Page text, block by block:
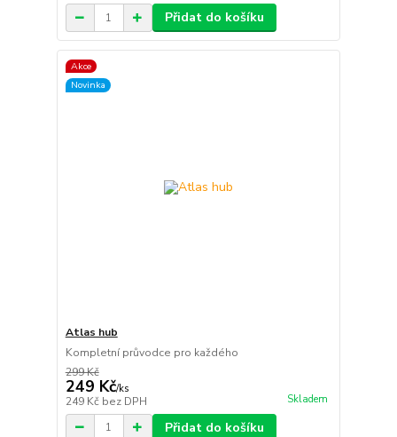
Přidat do košíku
Akce
Novinka
Atlas hub
Kompletní průvodce pro každého
299 Kč
249 Kč/ks
249 Kč bez DPH Skladem
Přidat do košíku